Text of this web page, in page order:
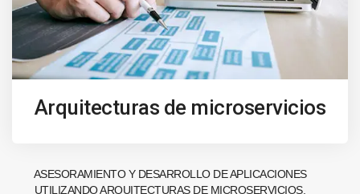
Arquitecturas de microservicios
ASESORAMIENTO Y DESARROLLO DE APLICACIONES
UTILIZANDO ARQUITECTURAS DE MICROSERVICIOS,